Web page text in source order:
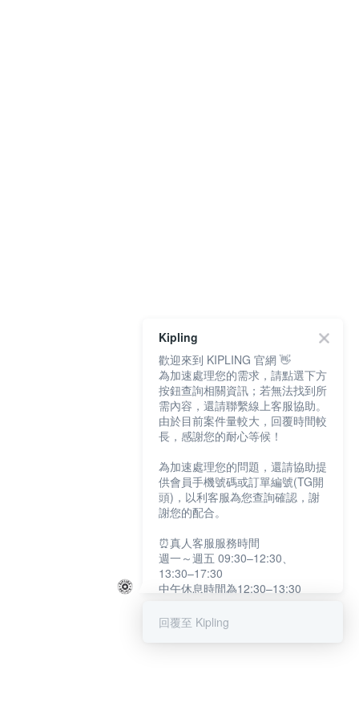
Kipling
歡迎來到 KIPLING 官網 👋
為加速處理您的需求，請點選下方
按鈕查詢相關資訊；若無法找到所
需內容，還請聯繫線上客服協助。
由於目前案件量較大，回覆時間較
長，感謝您的耐心等候！
為加速處理您的問題，還請協助提
供會員手機號碼或訂單編號(TG開
頭)，以利客服為您查詢確認，謝
謝您的配合。
⏰真人客服服務時間
週一～週五 09:30–12:30、
13:30–17:30
中午休息時間為12:30–13:30
提醒您：系統會自動已讀訊息，如
回覆至 Kipling